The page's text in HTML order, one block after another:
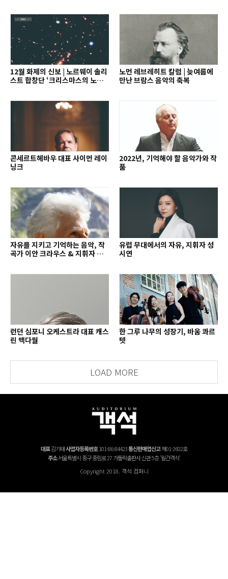
12월 화제의 신보 | 노르웨이 솔리
스트 합창단 ‘크리스마스의 노래’
노먼 레브레히트 칼럼 | 늦여름에
만난 브람스 음악의 축복
콘세르트헤바우 대표 사이먼 레이
닝크
2022년, 기억해야 할 음악가와 작
품
자유를 지키고 기억하는 음악, 작
곡가 이안 크라우스 & 지휘자 배
유럽 무대에서의 자유, 지휘자 성
시연
런던 심포니 오케스트라 대표 캐스
린 맥다월
한 그루 나무의 성장기, 바움 콰르
텟
LOAD MORE
대표김기태사업자등록번호101-86-84423통신판매업신고제01-2602호
주소서울특별시 중구 중림로 27 가톨릭출판사 신관 5층 '월간객석'
Copyright 2018. 객석 컴퍼니